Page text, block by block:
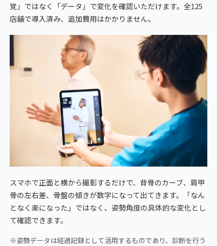
覚」ではなく「データ」で変化を確認いただけます。全125
店舗で導入済み、追加費用はかかりません。
スマホで正面と横から撮影するだけで、背骨のカーブ、肩甲
骨の左右差、骨盤の傾きが数字になって出てきます。「なん
となく楽になった」ではなく、姿勢角度の具体的な変化とし
て確認できます。
※姿勢データは経過記録として活用するものであり、診断を行う